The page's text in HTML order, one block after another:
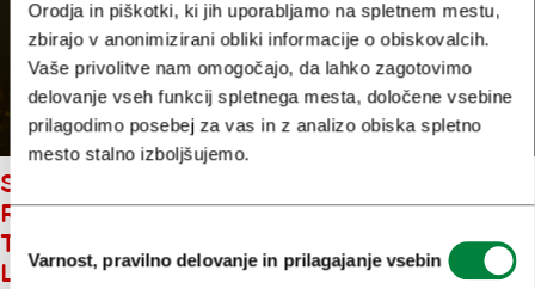
Orodja in piškotki, ki jih uporabljamo na spletnem mestu,
zbirajo v anonimizirani obliki informacije o obiskovalcih.
Vaše privolitve nam omogočajo, da lahko zagotovimo
delovanje vseh funkcij spletnega mesta, določene vsebine
prilagodimo posebej za vas in z analizo obiska spletno
mesto stalno izboljšujemo.
Izbira
soglasja
Varnost, pravilno delovanje in prilagajanje vsebin
STRATEŠKE USMERITVE
RAZVOJA IN TRŽENJA
TURISTIČNE DESTINACIJE
LJUBLJANA V POTRDITVI